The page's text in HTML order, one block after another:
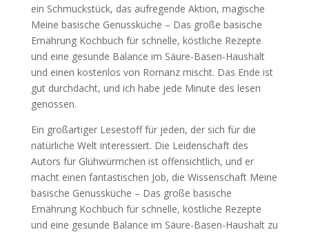
ein Schmuckstück, das aufregende Aktion, magische
Meine basische Genussküche – Das große basische
Ernährung Kochbuch für schnelle, köstliche Rezepte
und eine gesunde Balance im Säure-Basen-Haushalt
und einen kostenlos von Romanz mischt. Das Ende ist
gut durchdacht, und ich habe jede Minute des lesen
genossen.
Ein großartiger Lesestoff für jeden, der sich für die
natürliche Welt interessiert. Die Leidenschaft des
Autors für Glühwürmchen ist offensichtlich, und er
macht einen fantastischen Job, die Wissenschaft Meine
basische Genussküche – Das große basische
Ernährung Kochbuch für schnelle, köstliche Rezepte
und eine gesunde Balance im Säure-Basen-Haushalt zu